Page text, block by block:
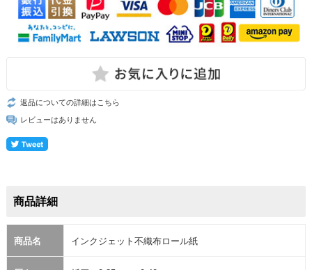
返品についての詳細はこちら
レビューはありません
商品詳細
商品名 インクジェット不織布ロール紙